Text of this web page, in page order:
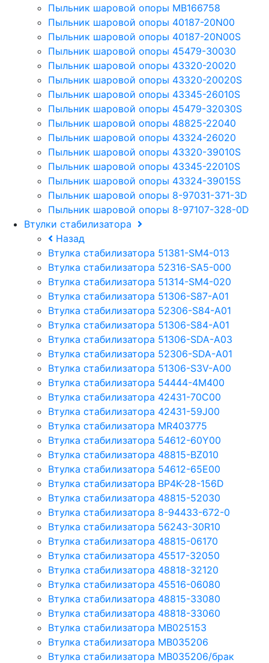
Пыльник шаровой опоры MB166758
Пыльник шаровой опоры 40187-20N00
Пыльник шаровой опоры 40187-20N00S
Пыльник шаровой опоры 45479-30030
Пыльник шаровой опоры 43320-20020
Пыльник шаровой опоры 43320-20020S
Пыльник шаровой опоры 43345-26010S
Пыльник шаровой опоры 45479-32030S
Пыльник шаровой опоры 48825-22040
Пыльник шаровой опоры 43324-26020
Пыльник шаровой опоры 43320-39010S
Пыльник шаровой опоры 43345-22010S
Пыльник шаровой опоры 43324-39015S
Пыльник шаровой опоры 8-97031-371-3D
Пыльник шаровой опоры 8-97107-328-0D
Втулки стабилизатора
Назад
Втулка стабилизатора 51381-SM4-013
Втулка стабилизатора 52316-SA5-000
Втулка стабилизатора 51314-SM4-020
Втулка стабилизатора 51306-S87-A01
Втулка стабилизатора 52306-S84-A01
Втулка стабилизатора 51306-S84-A01
Втулка стабилизатора 51306-SDA-A03
Втулка стабилизатора 52306-SDA-A01
Втулка стабилизатора 51306-S3V-A00
Втулка стабилизатора 54444-4M400
Втулка стабилизатора 42431-70С00
Втулка стабилизатора 42431-59J00
Втулка стабилизатора MR403775
Втулка стабилизатора 54612-60Y00
Втулка стабилизатора 48815-BZ010
Втулка стабилизатора 54612-65Е00
Втулка стабилизатора BP4K-28-156D
Втулка стабилизатора 48815-52030
Втулка стабилизатора 8-94433-672-0
Втулка стабилизатора 56243-30R10
Втулка стабилизатора 48815-06170
Втулка стабилизатора 45517-32050
Втулка стабилизатора 48818-32120
Втулка стабилизатора 45516-06080
Втулка стабилизатора 48815-33080
Втулка стабилизатора 48818-33060
Втулка стабилизатора MB025153
Втулка стабилизатора MB035206
Втулка стабилизатора MB035206/брак